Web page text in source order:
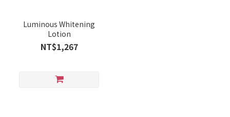
Luminous Whitening
Lotion
NT$1,267